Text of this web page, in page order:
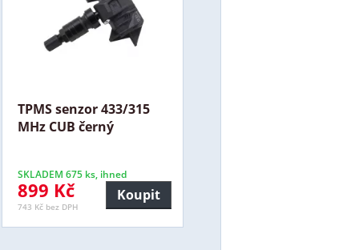
TPMS senzor 433/315
MHz CUB černý
SKLADEM 675 ks, ihned
899 Kč
743 Kč bez DPH
Koupit